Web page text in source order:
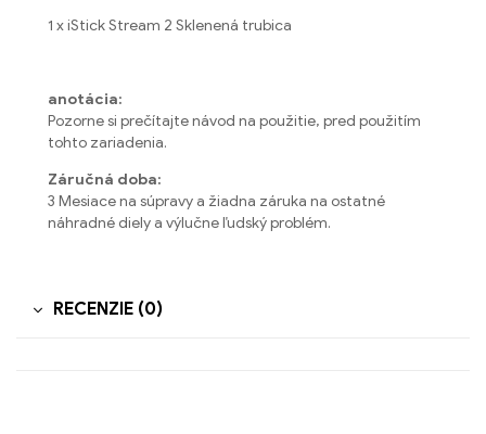
1 x iStick Stream 2 Sklenená trubica
anotácia:
Pozorne si prečítajte návod na použitie, pred použitím
tohto zariadenia.
Záručná doba:
3 Mesiace na súpravy a žiadna záruka na ostatné
náhradné diely a výlučne ľudský problém.
RECENZIE (0)